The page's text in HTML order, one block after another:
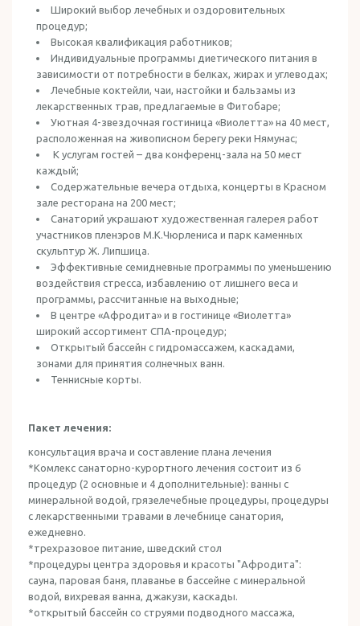
Широкий выбор лечебных и оздоровительных
процедур;
Высокая квалификация работников;
Индивидуальные программы диетического питания в
зависимости от потребности в белках, жирах и углеводах;
Лечебные коктейли, чаи, настойки и бальзамы из
лекарственных трав, предлагаемые в Фитобаре;
Уютная 4-звездочная гостиница «Виолетта» на 40 мест,
расположенная на живописном берегу реки Нямунас;
К услугам гостей – два конференц-зала на 50 мест
каждый;
Содержательные вечера отдыха, концерты в Красном
зале ресторана на 200 мест;
Санаторий украшают художественная галерея работ
участников пленэров М.К.Чюрлениса и парк каменных
скульптур Ж. Липшица.
Эффективные семидневные программы по уменьшению
воздействия стресса, избавлению от лишнего веса и
программы, рассчитанные на выходные;
В центре «Афродита» и в гостинице «Виолетта»
широкий ассортимент СПА-процедур;
Открытый бассейн с гидромассажем, каскадами,
зонами для принятия солнечных ванн.
Теннисные корты.
Пакет лечения:
консультация врача и составление плана лечения
*Комлекс санаторно-курортного лечения состоит из 6
процедур (2 основные и 4 дополнительные): ванны с
минеральной водой, грязелечебные процедуры, процедуры
с лекарственными травами в лечебнице санатория,
ежедневно.
*трехразовое питание, шведский стол
*процедуры центра здоровья и красоты "Афродита":
сауна, паровая баня, плаванье в бассейне с минеральной
водой, вихревая ванна, джакузи, каскады.
*открытый бассейн со струями подводного массажа,